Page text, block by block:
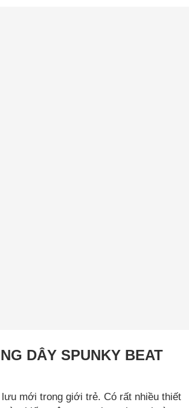
DÂY SPUNKY BEAT
mới trong giới trẻ. Có rất nhiều thiết